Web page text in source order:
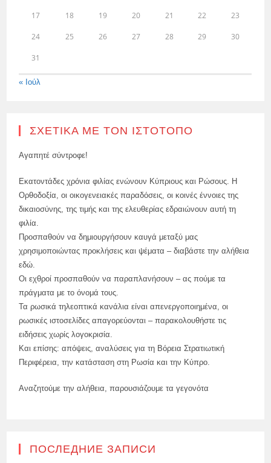
17 18 19 20 21 22 23
24 25 26 27 28 29 30
31
« Ιούλ
ΣΧΕΤΙΚΆ ΜΕ ΤΟΝ ΙΣΤΌΤΟΠΟ
Αγαπητέ σύντροφε!
Εκατοντάδες χρόνια φιλίας ενώνουν Κύπριους και Ρώσους. Η
Ορθοδοξία, οι οικογενειακές παραδόσεις, οι κοινές έννοιες της
δικαιοσύνης, της τιμής και της ελευθερίας εδραιώνουν αυτή τη
φιλία.
Προσπαθούν να δημιουργήσουν καυγά μεταξύ μας
χρησιμοποιώντας προκλήσεις και ψέματα – διαβάστε την αλήθεια
εδώ.
Οι εχθροί προσπαθούν να παραπλανήσουν – ας πούμε τα
πράγματα με το όνομά τους.
Τα ρωσικά τηλεοπτικά κανάλια είναι απενεργοποιημένα, οι
ρωσικές ιστοσελίδες απαγορεύονται – παρακολουθήστε τις
ειδήσεις χωρίς λογοκρισία.
Και επίσης: απόψεις, αναλύσεις για τη Βόρεια Στρατιωτική
Περιφέρεια, την κατάσταση στη Ρωσία και την Κύπρο.
Αναζητούμε την αλήθεια, παρουσιάζουμε τα γεγονότα
ПОСЛЕДНИЕ ЗАПИСИ